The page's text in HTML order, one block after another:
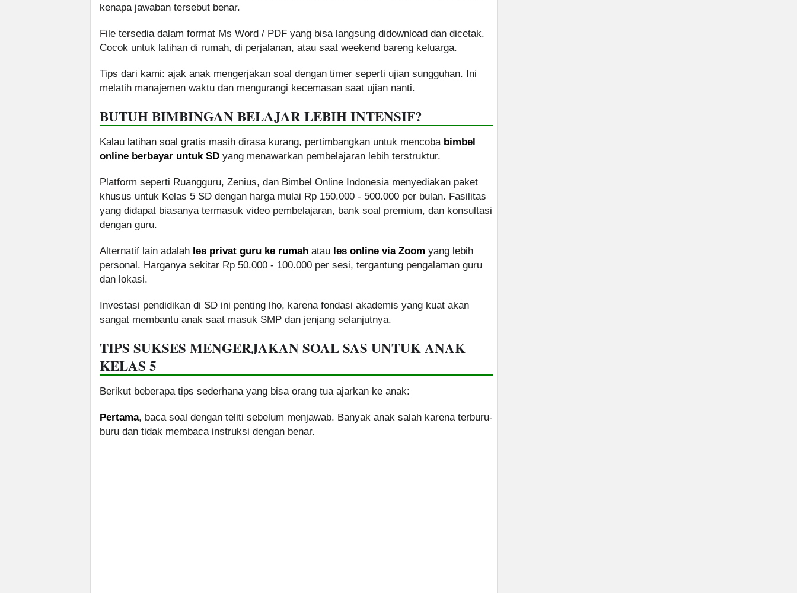
kenapa jawaban tersebut benar.
File tersedia dalam format Ms Word / PDF yang bisa langsung didownload dan dicetak.
Cocok untuk latihan di rumah, di perjalanan, atau saat weekend bareng keluarga.
Tips dari kami: ajak anak mengerjakan soal dengan timer seperti ujian sungguhan. Ini
melatih manajemen waktu dan mengurangi kecemasan saat ujian nanti.
BUTUH BIMBINGAN BELAJAR LEBIH INTENSIF?
Kalau latihan soal gratis masih dirasa kurang, pertimbangkan untuk mencoba bimbel
online berbayar untuk SD yang menawarkan pembelajaran lebih terstruktur.
Platform seperti Ruangguru, Zenius, dan Bimbel Online Indonesia menyediakan paket
khusus untuk Kelas 5 SD dengan harga mulai Rp 150.000 - 500.000 per bulan. Fasilitas
yang didapat biasanya termasuk video pembelajaran, bank soal premium, dan konsultasi
dengan guru.
Alternatif lain adalah les privat guru ke rumah atau les online via Zoom yang lebih
personal. Harganya sekitar Rp 50.000 - 100.000 per sesi, tergantung pengalaman guru
dan lokasi.
Investasi pendidikan di SD ini penting lho, karena fondasi akademis yang kuat akan
sangat membantu anak saat masuk SMP dan jenjang selanjutnya.
TIPS SUKSES MENGERJAKAN SOAL SAS UNTUK ANAK
KELAS 5
Berikut beberapa tips sederhana yang bisa orang tua ajarkan ke anak:
Pertama, baca soal dengan teliti sebelum menjawab. Banyak anak salah karena terburu-
buru dan tidak membaca instruksi dengan benar.